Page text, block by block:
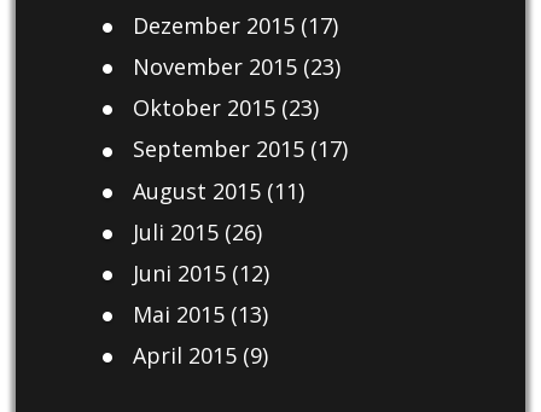
Dezember 2015(17)
November 2015(23)
Oktober 2015(23)
September 2015(17)
August 2015(11)
Juli 2015(26)
Juni 2015(12)
Mai 2015(13)
April 2015(9)